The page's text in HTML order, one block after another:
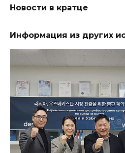
Новости в кратце
Информация из других